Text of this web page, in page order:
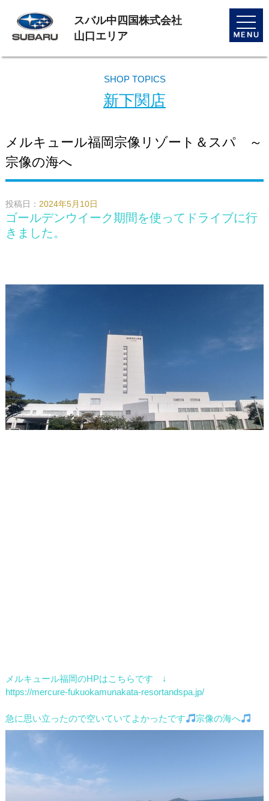
toggle
スバル中四国株式会社
山口エリア
SHOP TOPICS
新下関店
メルキュール福岡宗像リゾート＆スパ ～
宗像の海へ
投稿日： 2024年5月10日
ゴールデンウイーク期間を使ってドライブに行
きました。
メルキュール福岡のHPはこちらです ↓
https://mercure-fukuokamunakata-resortandspa.jp/
急に思い立ったので空いていてよかったです 宗像の海へ